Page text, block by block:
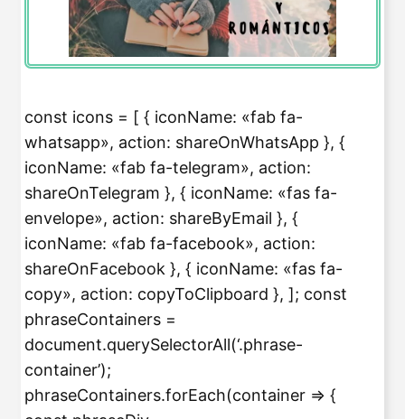
const icons = [ { iconName: «fab fa-
whatsapp», action: shareOnWhatsApp }, {
iconName: «fab fa-telegram», action:
shareOnTelegram }, { iconName: «fas fa-
envelope», action: shareByEmail }, {
iconName: «fab fa-facebook», action:
shareOnFacebook }, { iconName: «fas fa-
copy», action: copyToClipboard }, ]; const
phraseContainers =
document.querySelectorAll(‘.phrase-
container’);
phraseContainers.forEach(container => {